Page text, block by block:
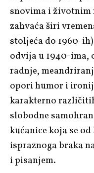
snovima i životnim
zahvaća širi
stoljeća do 1960-
odvija u 1940-ima,
radnje,
opori humor i
karakterno
slobodne
kućanice koja se
ispraznoga braka
i pisanjem.